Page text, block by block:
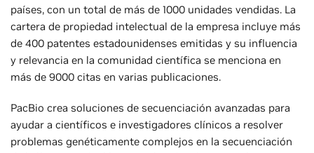
países, con un total de más de 1000 unidades vendidas. La
cartera de propiedad intelectual de la empresa incluye más
de 400 patentes estadounidenses emitidas y su influencia
y relevancia en la comunidad científica se menciona en
más de 9000 citas en varias publicaciones.
PacBio crea soluciones de secuenciación avanzadas para
ayudar a científicos e investigadores clínicos a resolver
problemas genéticamente complejos en la secuenciación